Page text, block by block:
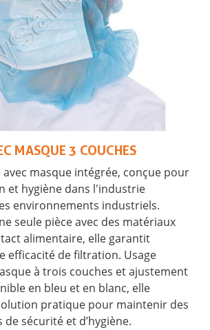
MASQUE 3 COUCHES
avec masque intégrée, conçue pour
et hygiène dans l'industrie
environnements industriels.
seule pièce avec des matériaux
alimentaire, elle garantit
efficacité de filtration. Usage
à trois couches et ajustement
en bleu et en blanc, elle
pratique pour maintenir des
de sécurité et d’hygiène.